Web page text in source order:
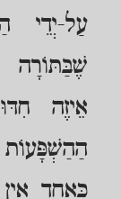
עַל-יְדֵי
שֶׁבַּתּוֹרָה
אֵיזֶה
כְּאֶחָד